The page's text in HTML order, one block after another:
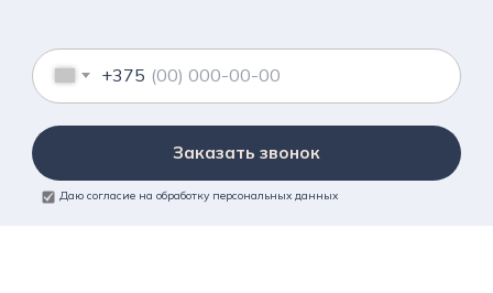
+375
Заказать звонок
Даю согласие на обработку персональных данных